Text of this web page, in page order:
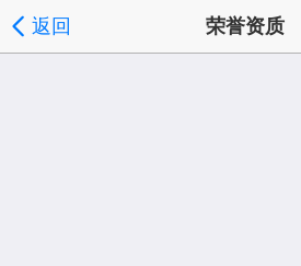
返回 荣誉资质